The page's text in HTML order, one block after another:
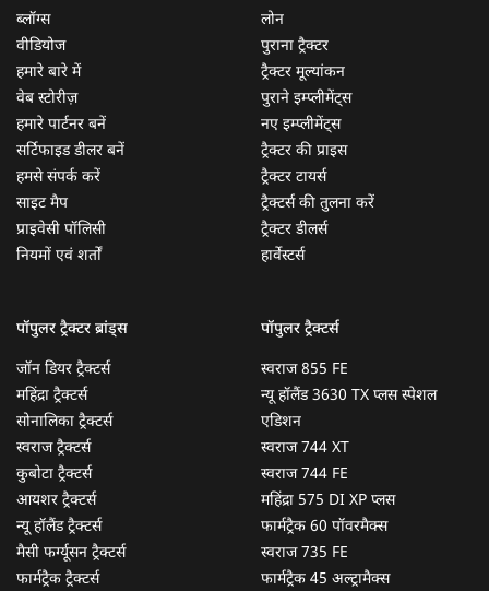
ब्लॉग्स
वीडियोज
हमारे बारे में
वेब स्टोरीज़
हमारे पार्टनर बनें
सर्टिफाइड डीलर बनें
हमसे संपर्क करें
साइट मैप
प्राइवेसी पॉलिसी
नियमों एवं शर्तों
लोन
पुराना ट्रैक्टर
ट्रैक्टर मूल्यांकन
पुराने इम्प्लीमेंट्स
नए इम्प्लीमेंट्स
ट्रैक्टर की प्राइस
ट्रैक्टर टायर्स
ट्रैक्टर्स की तुलना करें
ट्रैक्टर डीलर्स
हार्वेस्टर्स
पॉपुलर ट्रैक्टर ब्रांड्स
जॉन डियर ट्रैक्टर्स
महिंद्रा ट्रैक्टर्स
सोनालिका ट्रैक्टर्स
स्वराज ट्रैक्टर्स
कुबोटा ट्रैक्टर्स
आयशर ट्रैक्टर्स
न्यू हॉलैंड ट्रैक्टर्स
मैसी फर्ग्यूसन ट्रैक्टर्स
फार्मट्रैक ट्रैक्टर्स
पॉपुलर ट्रैक्टर्स
स्वराज 855 FE
न्यू हॉलैंड 3630 TX प्लस स्पेशल
एडिशन
स्वराज 744 XT
स्वराज 744 FE
महिंद्रा 575 DI XP प्लस
फार्मट्रैक 60 पॉवरमैक्स
स्वराज 735 FE
फार्मट्रैक 45 अल्ट्रामैक्स